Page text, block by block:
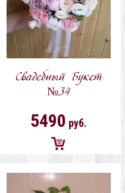
Свадебный Букет
№34
5490 руб.
Добавить
в
корзину